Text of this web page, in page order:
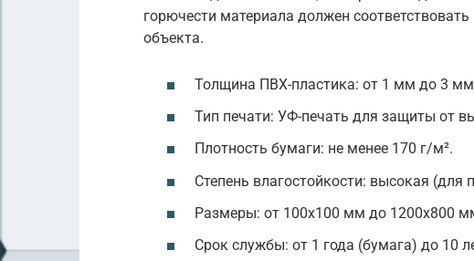
горючести материала должен
объекта.
Толщина ПВХ-пластика: от 1 мм до 3
Тип печати: УФ-печать для защиты от
Плотность бумаги: не менее 170 г/м².
Степень влагостойкости: высокая (для
Размеры: от 100х100 мм до 1200х800
Срок службы: от 1 года (бумага) до 10